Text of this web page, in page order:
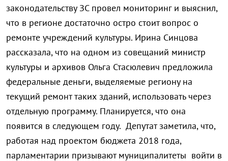
законодательству ЗС провел мониторинг и выяснил,
что в регионе достаточно остро стоит вопрос о
ремонте учреждений культуры. Ирина Синцова
рассказала, что на одном из совещаний министр
культуры и архивов Ольга Стасюлевич предложила
федеральные деньги, выделяемые региону на
текущий ремонт таких зданий, использовать через
отдельную программу. Планируется, что она
появится в следующем году. Депутат заметила, что,
работая над проектом бюджета 2018 года,
парламентарии призывают муниципалитеты войти в